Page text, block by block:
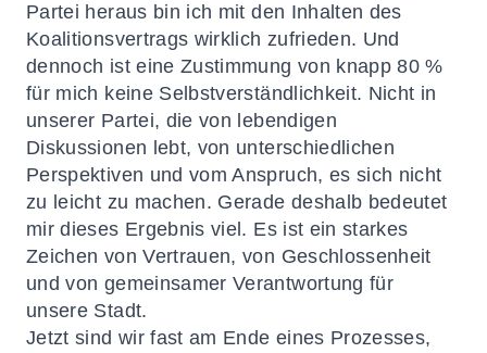
Partei heraus bin ich mit den Inhalten des
Koalitionsvertrags wirklich zufrieden. Und
dennoch ist eine Zustimmung von knapp 80 %
für mich keine Selbstverständlichkeit. Nicht in
unserer Partei, die von lebendigen
Diskussionen lebt, von unterschiedlichen
Perspektiven und vom Anspruch, es sich nicht
zu leicht zu machen. Gerade deshalb bedeutet
mir dieses Ergebnis viel. Es ist ein starkes
Zeichen von Vertrauen, von Geschlossenheit
und von gemeinsamer Verantwortung für
unsere Stadt.
Jetzt sind wir fast am Ende eines Prozesses,